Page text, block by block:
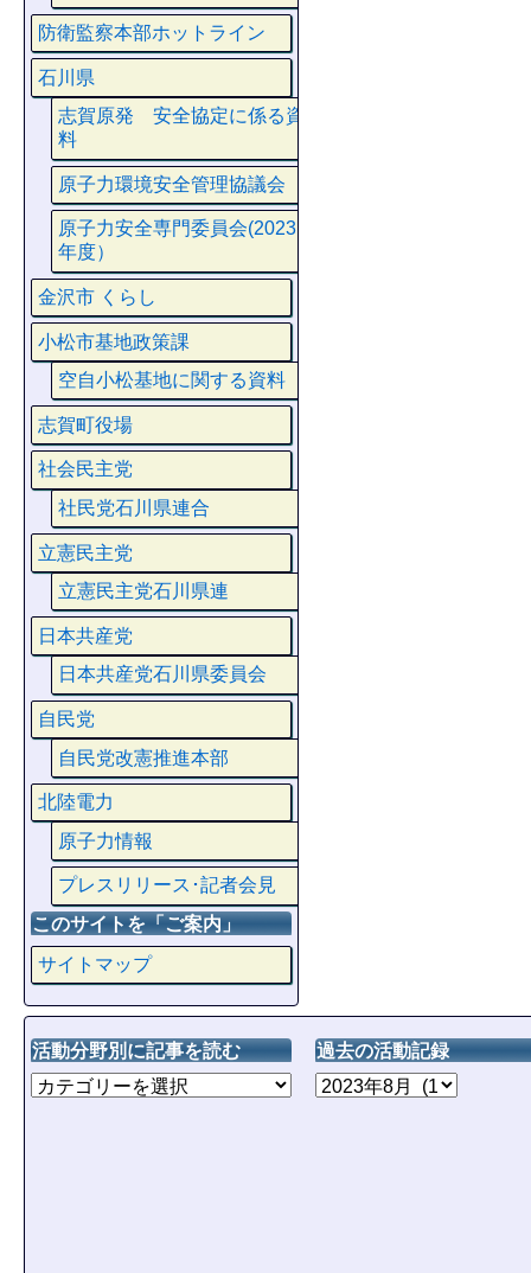
防衛監察本部ホットライン
石川県
志賀原発 安全協定に係る資
料
原子力環境安全管理協議会
原子力安全専門委員会(2023
年度）
金沢市 くらし
小松市基地政策課
空自小松基地に関する資料
志賀町役場
社会民主党
社民党石川県連合
立憲民主党
立憲民主党石川県連
日本共産党
日本共産党石川県委員会
自民党
自民党改憲推進本部
北陸電力
原子力情報
プレスリリース･記者会見
このサイトを「ご案内」
サイトマップ
活動分野別に記事を読む 過去の活動記録